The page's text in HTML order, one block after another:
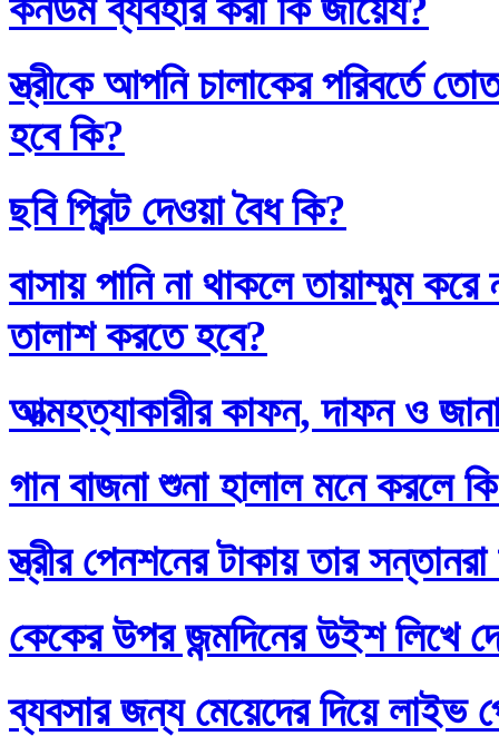
স্ত্রীকে আপনি চালাকের পরিবর্তে
হবে কি?
ছবি প্রিন্ট দেওয়া বৈধ কি?
বাসায় পানি না থাকলে তায়াম্মুম
তালাশ করতে হবে?
আত্মহত্যাকারীর কাফন, দাফন ও
গান বাজনা শুনা হালাল মনে করলে
স্ত্রীর পেনশনের টাকায় তার
কেকের উপর জন্মদিনের উইশ লিখে
ব্যবসার জন্য মেয়েদের দিয়ে লাইভ